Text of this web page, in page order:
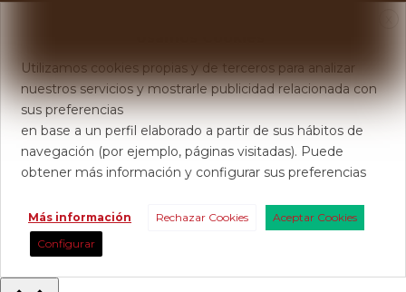
Utilizamos cookies propias y de terceros para analizar
nuestros servicios y mostrarle publicidad relacionada con
sus preferencias
en base a un perfil elaborado a partir de sus hábitos de
navegación (por ejemplo, páginas visitadas). Puede
obtener más información y configurar sus preferencias
Más información Rechazar Cookies
Aceptar Cookies
Configurar